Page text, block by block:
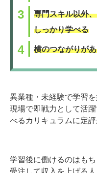
専門スキル以外
しっかり学べる
横のつながりが
異業種・未経験で学習
現場で即戦力として活
べるカリキュラムに定評
学習後に働けるのはも
受注して収入を上げる人